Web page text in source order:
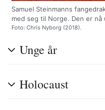
Samuel Steinmanns
med seg til Norge. Den er
Foto: Chris Nyborg (2018).
Unge år
Holocaust